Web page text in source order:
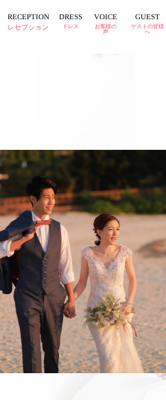
RECEPTION
レセプション
DRESS
ドレス
VOICE
お客様の
声
GUEST
ゲストの皆様
へ